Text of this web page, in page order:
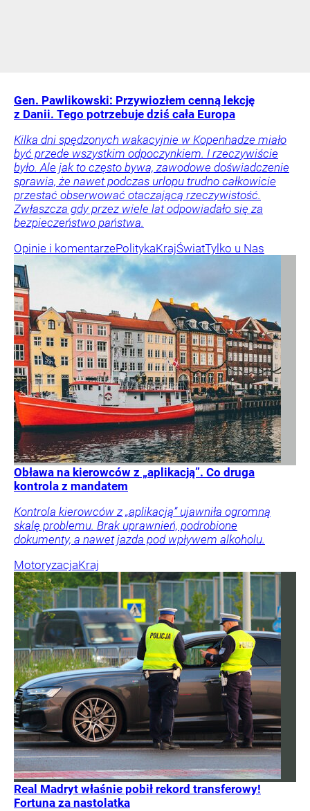
Gen. Pawlikowski: Przywiozłem cenną lekcję
z Danii. Tego potrzebuje dziś cała Europa
Kilka dni spędzonych wakacyjnie w Kopenhadze miało
być przede wszystkim odpoczynkiem. I rzeczywiście
było. Ale jak to często bywa, zawodowe doświadczenie
sprawia, że nawet podczas urlopu trudno całkowicie
przestać obserwować otaczającą rzeczywistość.
Zwłaszcza gdy przez wiele lat odpowiadało się za
bezpieczeństwo państwa.
Opinie i komentarzePolitykaKrajŚwiatTylko u Nas
Obława na kierowców z „aplikacją”. Co druga
kontrola z mandatem
Kontrola kierowców z „aplikacją” ujawniła ogromną
skalę problemu. Brak uprawnień, podrobione
dokumenty, a nawet jazda pod wpływem alkoholu.
MotoryzacjaKraj
Real Madryt właśnie pobił rekord transferowy!
Fortuna za nastolatka